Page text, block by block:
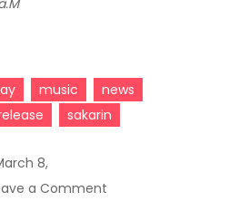
music
news
sakarin
8,
a Comment